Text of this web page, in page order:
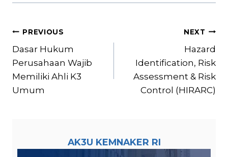
Post
navigation
PREVIOUS
Dasar Hukum
Perusahaan Wajib
Memiliki Ahli K3
Umum
NEXT
Hazard
Identification, Risk
Assessment & Risk
Control (HIRARC)
AK3U KEMNAKER RI